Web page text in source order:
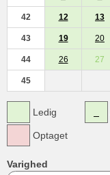
42 12 13
43 19 20
44 26 27
45
Ledig
Optaget
Varighed